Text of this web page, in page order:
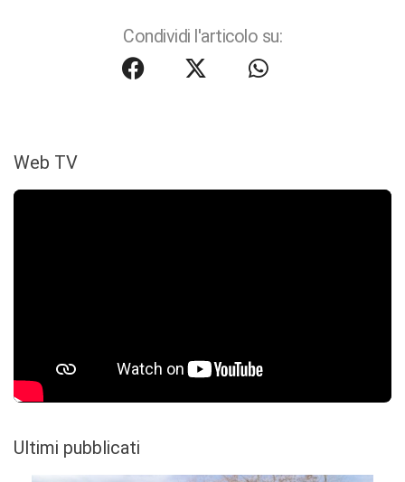
Condividi l'articolo su:
Web TV
Ultimi pubblicati